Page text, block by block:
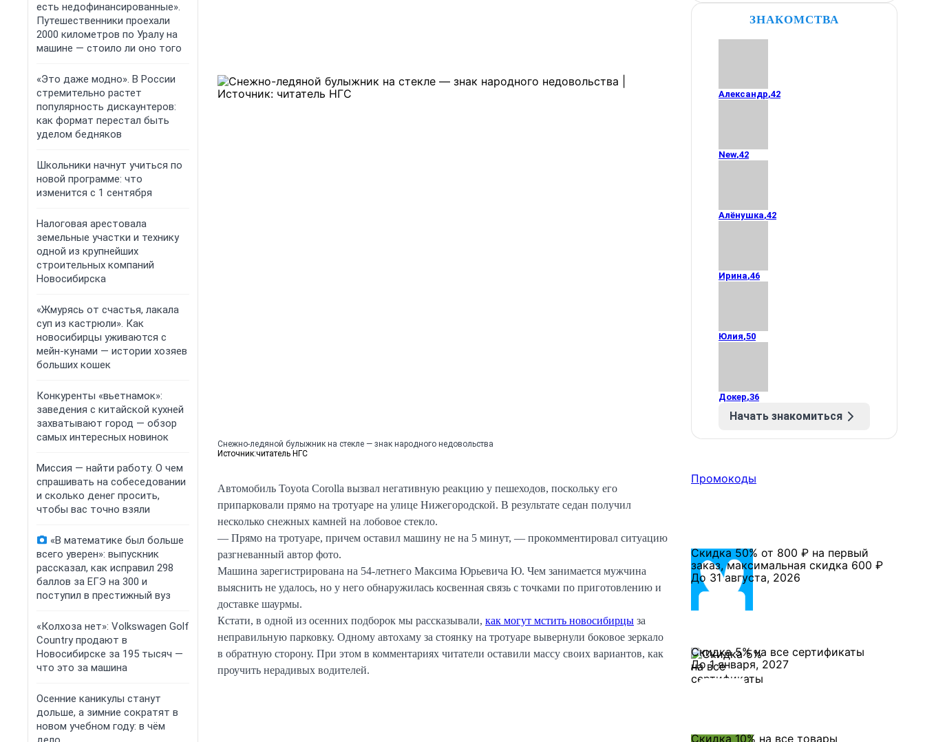
есть недофинансированные».
Путешественники проехали
2000 километров по Уралу на
машине — стоило ли оно того
«Это даже модно». В России
стремительно растет
популярность дискаунтеров:
как формат перестал быть
уделом бедняков
Школьники начнут учиться по
новой программе: что
изменится с 1 сентября
Налоговая арестовала
земельные участки и технику
одной из крупнейших
строительных компаний
Новосибирска
«Жмурясь от счастья, лакала
суп из кастрюли». Как
новосибирцы уживаются с
мейн-кунами — истории хозяев
больших кошек
Конкуренты «вьетнамок»:
заведения с китайской кухней
захватывают город — обзор
самых интересных новинок
Миссия — найти работу. О чем
спрашивать на собеседовании
и сколько денег просить,
чтобы вас точно взяли
«В математике был больше
всего уверен»: выпускник
рассказал, как исправил 298
баллов за ЕГЭ на 300 и
поступил в престижный вуз
«Колхоза нет»: Volkswagen Golf
Сountry продают в
Новосибирске за 195 тысяч —
что это за машина
Осенние каникулы станут
дольше, а зимние сократят в
новом учебном году: в чём
Снежно-ледяной булыжник на стекле — знак народного недовольства
Источник:читатель НГС
Автомобиль Toyota Corolla вызвал негативную реакцию у пешеходов, поскольку его
припарковали прямо на тротуаре на улице Нижегородской. В результате седан получил
несколько снежных камней на лобовое стекло.
— Прямо на тротуаре, причем оставил машину не на 5 минут, — прокомментировал ситуацию
разгневанный автор фото.
Машина зарегистрирована на 54-летнего Максима Юрьевича Ю. Чем занимается мужчина
выяснить не удалось, но у него обнаружилась косвенная связь с точками по приготовлению и
доставке шаурмы.
Кстати, в одной из осенних подборок мы рассказывали, как могут мстить новосибирцы за
неправильную парковку. Одному автохаму за стоянку на тротуаре вывернули боковое зеркало
в обратную сторону. При этом в комментариях читатели оставили массу своих вариантов, как
проучить нерадивых водителей.
ЗНАКОМСТВА
Александр,42
New,42
Алёнушка,42
Ирина,46
Юлия,50
Докер,36
Начать знакомиться
Промокоды
Скидка 50% от 800 ₽ на первый
заказ, максимальная скидка 600 ₽
До 31 августа, 2026
Скидка 5% на все сертификаты
До 1 января, 2027
Скидка 10% на все товары